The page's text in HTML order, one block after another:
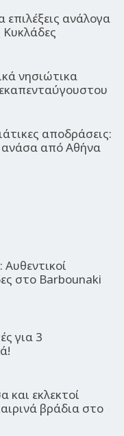
επιλέξεις ανάλογα
Κυκλάδες
νησιώτικα
αποδράσεις:
ανάσα από Αθήνα
στο Barbounaki
για 3
και εκλεκτοί
βράδια στο